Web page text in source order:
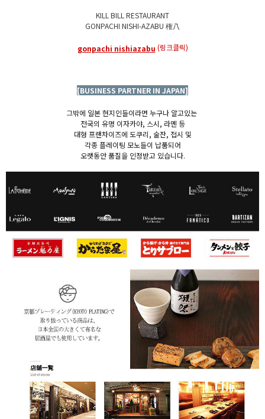
KILL BILL RESTAURANT
GONPACHI NISHI-AZABU 権八
gonpachi nishiazabu (링크클릭)
[BUSINESS PARTNER IN JAPAN]
그밖에 일본 현지인들이라면 누구나 알고있는
전국의 유명 이자카야, 스시, 라멘 등
대형 프랜차이즈에 도쿠리, 술잔, 접시 및
각종 플레이팅 모노들이 납품되어
오랫동안 품질을 인정받고 있습니다.